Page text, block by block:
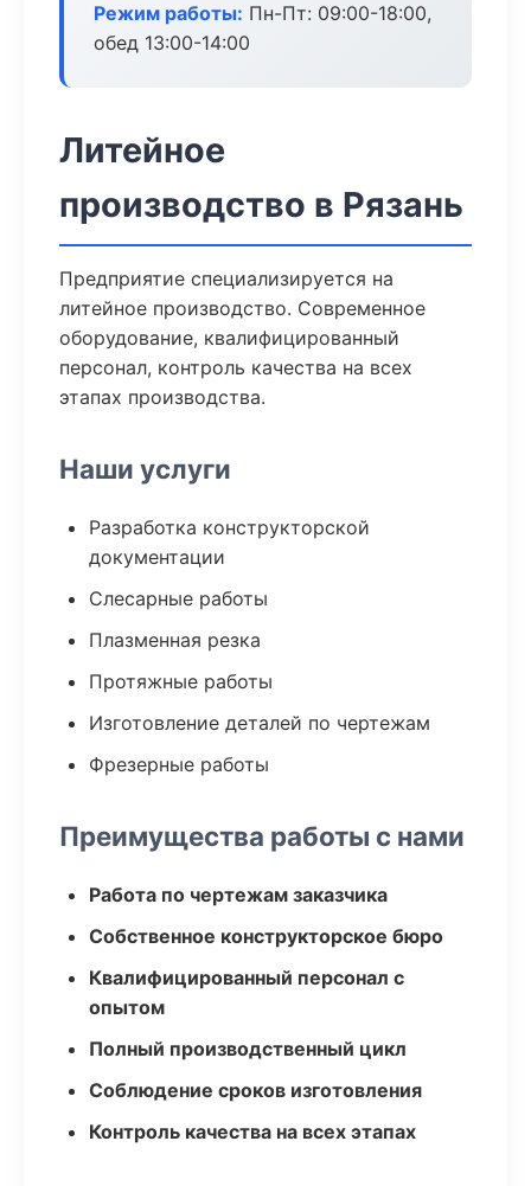
Режим работы: Пн-Пт: 09:00-18:00,
обед 13:00-14:00
Литейное
производство в Рязань
Предприятие специализируется на
литейное производство. Современное
оборудование, квалифицированный
персонал, контроль качества на всех
этапах производства.
Наши услуги
Разработка конструкторской
документации
Слесарные работы
Плазменная резка
Протяжные работы
Изготовление деталей по чертежам
Фрезерные работы
Преимущества работы с нами
Работа по чертежам заказчика
Собственное конструкторское бюро
Квалифицированный персонал с
опытом
Полный производственный цикл
Соблюдение сроков изготовления
Контроль качества на всех этапах